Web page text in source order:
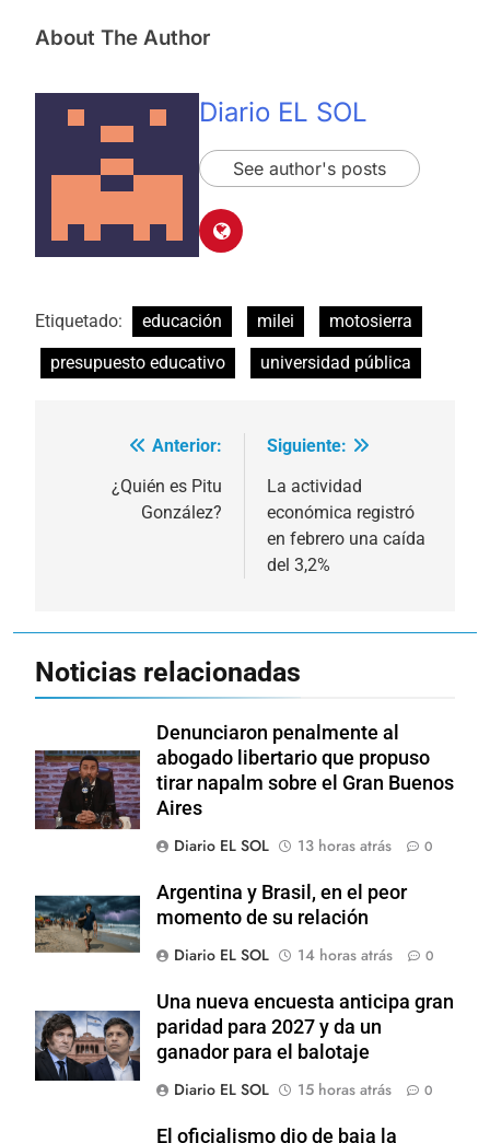
About The Author
Diario EL SOL
See author's posts
Etiquetado: educación milei
motosierra
presupuesto educativo
universidad pública
Navegación
Anterior:
¿Quién es Pitu
González?
Siguiente:
La actividad
económica registró
en febrero una caída
del 3,2%
Noticias relacionadas
Denunciaron penalmente al
abogado libertario que propuso
tirar napalm sobre el Gran Buenos
Aires
Diario EL SOL
13 horas atrás 0
Argentina y Brasil, en el peor
momento de su relación
Diario EL SOL
14 horas atrás 0
Una nueva encuesta anticipa gran
paridad para 2027 y da un
ganador para el balotaje
Diario EL SOL
15 horas atrás 0
El oficialismo dio de baja la